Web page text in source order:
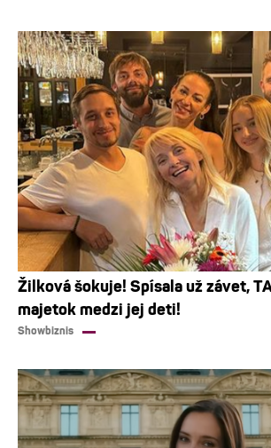
Žilková šokuje! Spísala už závet,
majetok medzi jej deti!
Showbiznis